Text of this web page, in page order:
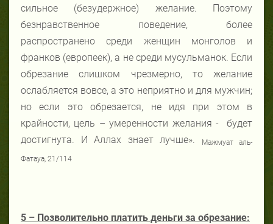
сильное (безудержное) желание. Поэтому
безнравственное поведение, более
распространено среди женщин монголов и
франков (европеек), а не среди мусульманок. Если
обрезание слишком чрезмерно, то желание
ослабляется вовсе, а это неприятно и для мужчин;
но если это обрезается, не идя при этом в
крайности, цель – умеренности желания - будет
достигнута. И Аллах знает лучше».
Мажмуат аль-
Фатауа, 21/114
5 – Позволительно платить деньги за обрезание: